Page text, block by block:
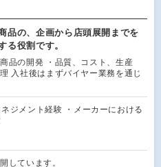
品の、企画から店頭展開までを
る役割です。
品の開発 ・品質、コスト、生産
入社後はまずバイヤー業務を通じ
ネジメント経験 ・メーカーにおける
しています。